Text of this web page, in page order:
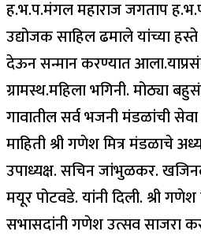
ह.भ.प.मंगल महाराज जगताप
उद्योजक साहिल ढमाले यांच्या
देऊन सन्मान करण्यात
ग्रामस्थ.महिला भगिनी. मोठ्या
गावातील सर्व भजनी मंडळांची
माहिती श्री गणेश मित्र मंडळाचे
उपाध्यक्ष. सचिन जांभुळकर.
मयूर पोटवडे. यांनी दिली. श्री
सभासदांनी गणेश उत्सव साजरा